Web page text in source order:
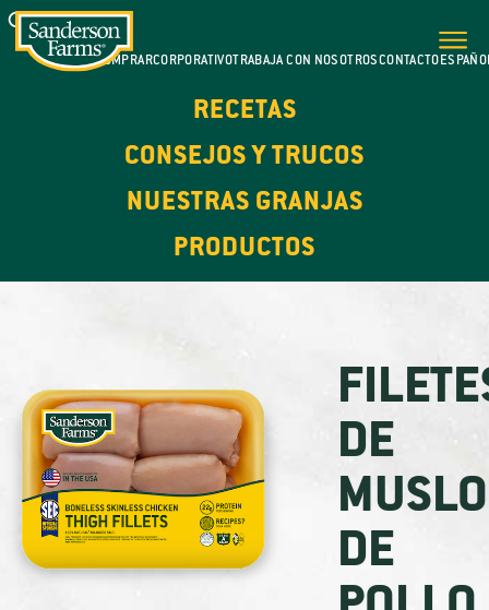
DÓNDE COMPRARCORPORATIVOTRABAJA CON NOSOTROSCONTACTO
RECETAS
CONSEJOS Y TRUCOS
NUESTRAS GRANJAS
PRODUCTOS
DE
MUSLO
DE